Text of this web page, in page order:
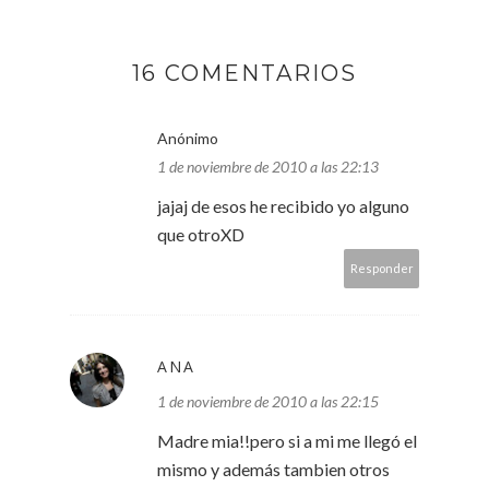
16 COMENTARIOS
Anónimo
1 de noviembre de 2010 a las 22:13
jajaj de esos he recibido yo alguno
que otroXD
Responder
ANA
1 de noviembre de 2010 a las 22:15
Madre mia!!pero si a mi me llegó el
mismo y además tambien otros